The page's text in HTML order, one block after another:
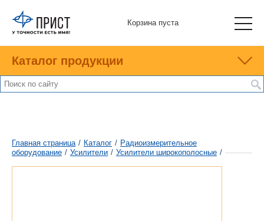
Корзина пуста
Каталог продукции
Главная страница / Каталог / Радиоизмерительное
оборудование / Усилители / Усилители широкополосные /